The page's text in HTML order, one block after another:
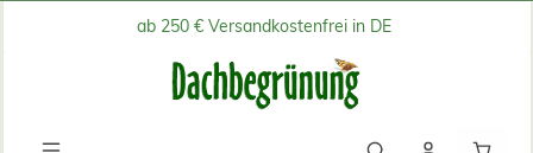
Zum Hauptinhalt springenab 250 € Versandkostenfrei in DE